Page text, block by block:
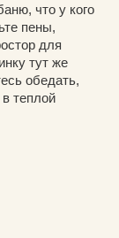
что у кого
пены,
для
тут же
обедать,
теплой